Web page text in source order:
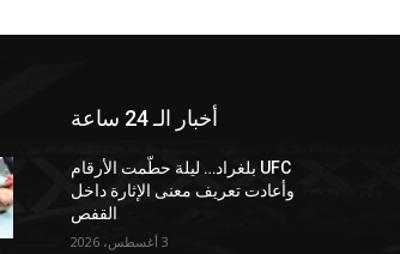
أخبار الـ 24 ساعة
UFC بلغراد… ليلة حطّمت الأرقام
وأعادت تعريف معنى الإثارة داخل
القفص
3 أغسطس، 2026